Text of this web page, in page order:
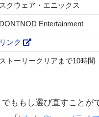
スクウェア・エニックス
DONTNOD Entertainment
リンク
ストーリークリアまで10時間
ももし選び直すこと